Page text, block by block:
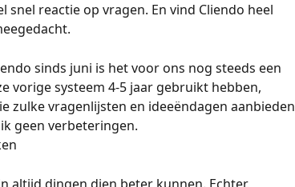
snel reactie op vragen. En vind Cliendo heel
sinds juni is het voor ons nog steeds een
vorige systeem 4-5 jaar gebruikt hebben,
zulke vragenlijsten en ideeëndagen aanbieden
geen verbeteringen.